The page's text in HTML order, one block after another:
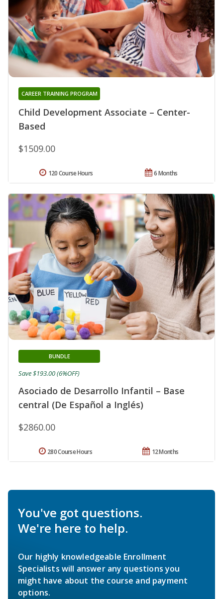
Child Development Associate – Center-
Based
CAREER TRAINING PROGRAM
$1509.00
6 Months
120 Course Hours
Asociado de Desarrollo Infantil – Base
central (De Español a Inglés)
BUNDLE
$2860.00
Save $193.00 (6%OFF)
12 Months
280 Course Hours
You've got questions.
We're here to help.
Our highly knowledgeable Enrollment
Specialists will answer any questions you
might have about the course and payment
options.